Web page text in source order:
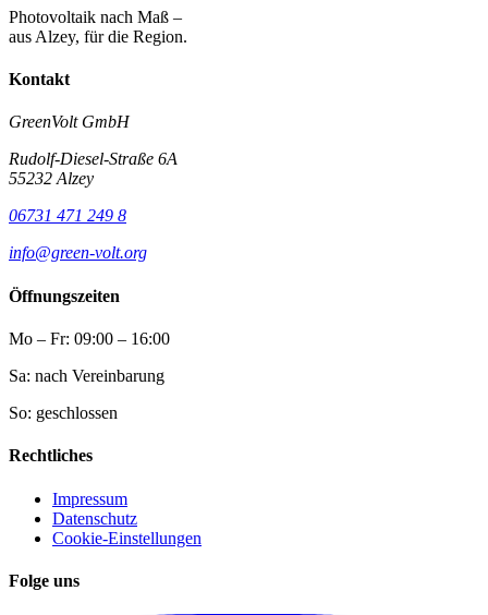
Photovoltaik nach Maß –
aus Alzey, für die Region.
Kontakt
GreenVolt GmbH
Rudolf-Diesel-Straße 6A
55232 Alzey
06731 471 249 8
info@green-volt.org
Öffnungszeiten
Mo – Fr: 09:00 – 16:00
Sa: nach Vereinbarung
So: geschlossen
Rechtliches
Impressum
Datenschutz
Cookie-Einstellungen
Folge uns